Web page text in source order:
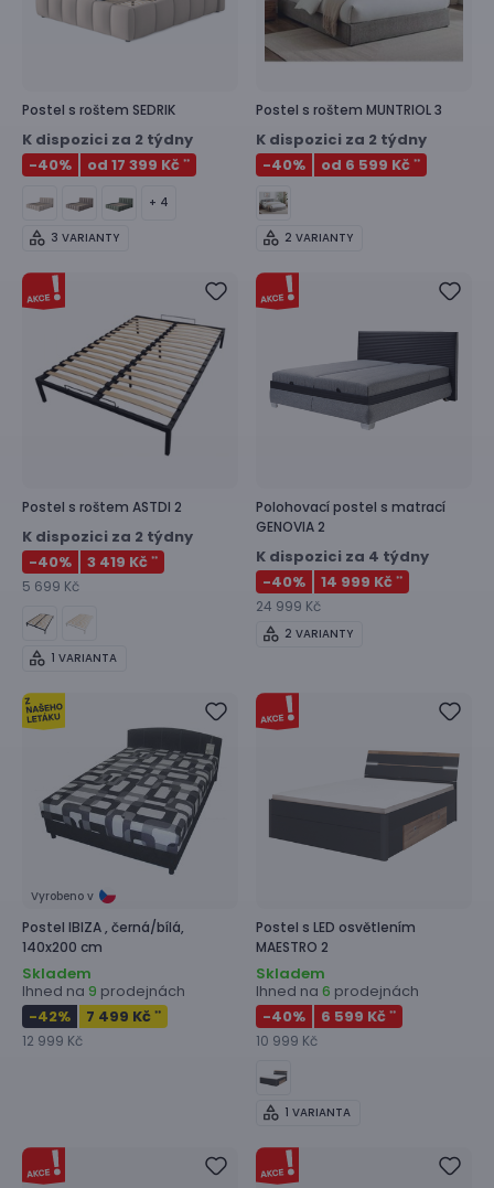
Postel s roštem SEDRIK
K dispozici za 2 týdny
-40% od 17 399 Kč **
+ 4
3 VARIANTY
Postel s roštem MUNTRIOL 3
K dispozici za 2 týdny
-40% od 6 599 Kč **
2 VARIANTY
Postel s roštem ASTDI 2
K dispozici za 2 týdny
-40% 3 419 Kč **
5 699 Kč
1 VARIANTA
Polohovací postel s matrací
GENOVIA 2
K dispozici za 4 týdny
-40% 14 999 Kč **
24 999 Kč
2 VARIANTY
Vyrobeno v
Postel IBIZA , černá/bílá,
140x200 cm
Skladem
Ihned na 9 prodejnách
-42% 7 499 Kč **
12 999 Kč
Postel s LED osvětlením
MAESTRO 2
Skladem
Ihned na 6 prodejnách
-40% 6 599 Kč **
10 999 Kč
1 VARIANTA